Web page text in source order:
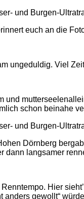
euch an die
ungeduldig. Viel
und
schon beinahe
Dörnberg
langsamer
Hier
anders gewollt“